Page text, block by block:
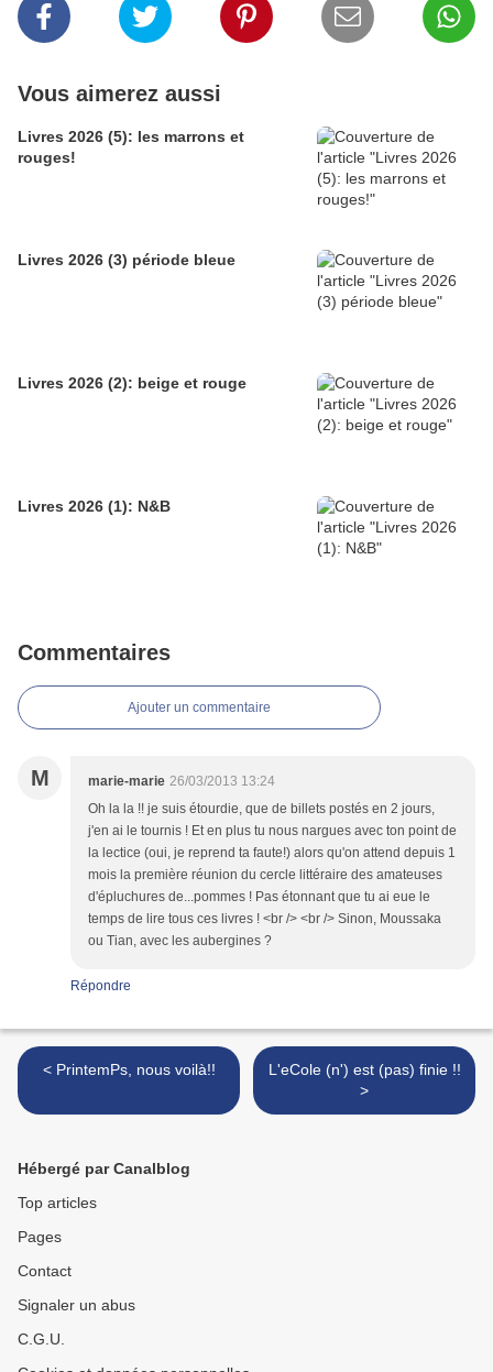
Vous aimerez aussi
Livres 2026 (5): les marrons et
rouges!
Livres 2026 (3) période bleue
Livres 2026 (2): beige et rouge
Livres 2026 (1): N&B
Commentaires
Ajouter un commentaire
M marie-marie 26/03/2013 13:24
Oh la la !! je suis étourdie, que de billets postés en 2 jours,
j'en ai le tournis ! Et en plus tu nous nargues avec ton point de
la lectice (oui, je reprend ta faute!) alors qu'on attend depuis 1
mois la première réunion du cercle littéraire des amateuses
d'épluchures de...pommes ! Pas étonnant que tu ai eue le
temps de lire tous ces livres ! <br /> <br /> Sinon, Moussaka
ou Tian, avec les aubergines ?
Répondre
< PrintemPs, nous voilà!!
L'eCole (n') est (pas) finie !!
>
Hébergé par Canalblog
Top articles
Pages
Contact
Signaler un abus
C.G.U.